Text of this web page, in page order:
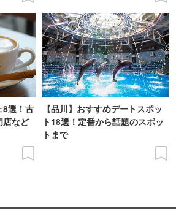
8選！古
店など
【品川】おすすめデートスポッ
ト18選！定番から話題のスポッ
トまで